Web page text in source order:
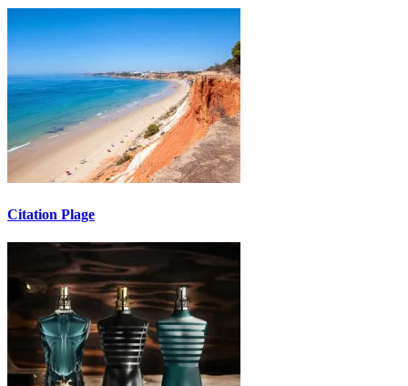
Citation Plage